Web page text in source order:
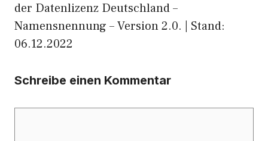
der Datenlizenz Deutschland –
Namensnennung – Version 2.0. | Stand:
06.12.2022
Schreibe einen Kommentar